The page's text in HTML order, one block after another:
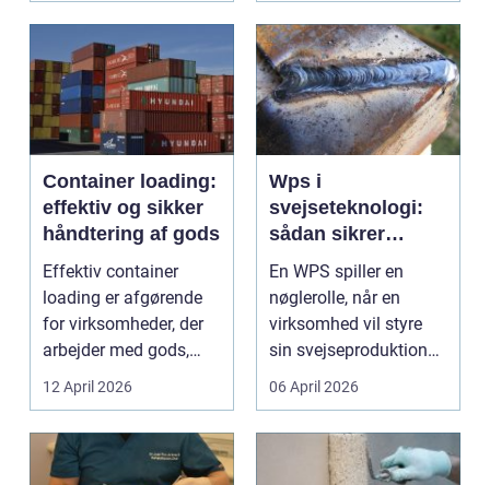
Container loading:
effektiv og sikker
håndtering af gods
Effektiv container
loading er afgørende
for virksomheder, der
arbejder med gods,
skrot eller ...
12 April 2026
Wps i
svejseteknologi:
sådan sikrer
virksomheder
kvalitet og
sporbarhed
En WPS spiller en
nøglerolle, når en
virksomhed vil styre
sin svejseproduktion
sikkert, ensartet og ...
06 April 2026